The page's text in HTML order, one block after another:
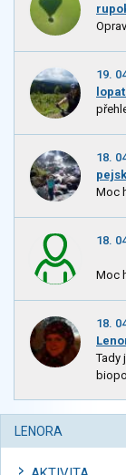
19.
18.
Moc
18.
Moc
18.
Tady
LENORA